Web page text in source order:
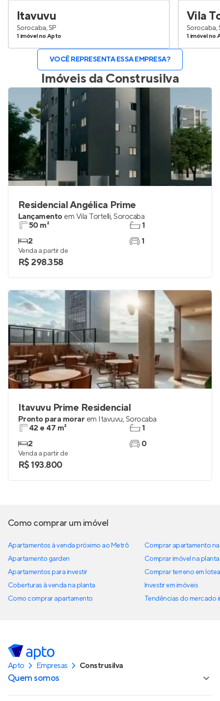
Itavuvu
Sorocaba, SP
1 imóvel no Apto
Vila
Sorocaba,
1 imóvel no
VOCÊ REPRESENTA ESSA EMPRESA?
Imóveis da Construsilva
Residencial Angélica Prime
Lançamento em Vila Tortelli,Sorocaba
50 m²
2
1
1
Venda a partir de
R$ 298.358
Itavuvu Prime Residencial
Pronto para morar em Itavuvu,Sorocaba
42 e 47 m²
2
1
0
Venda a partir de
R$ 193.800
Como comprar um imóvel
Apartamentos à venda próximo ao Metrô
Apartamento garden
Apartamentos para investir
Coberturas à venda na planta
Como comprar apartamento
Comprar apartamento
Comprar imóvel na planta
Comprar terreno em
Investir em imóveis
Tendências do mercado
Apto Empresas Construsilva
Quem somos